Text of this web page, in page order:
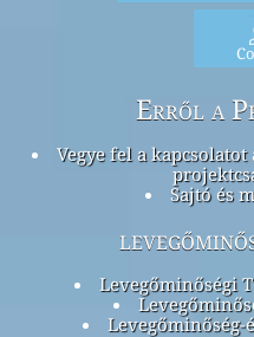
Erről a
Vegye fel a
Sajtó és
Levegőminőségi
Levegőminőség-